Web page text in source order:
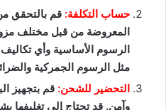
حساب التكلفة: قم بالتحقق
المعروضة من قبل مختلف
الرسوم الأساسية وأي تكاليف
مثل الرسوم الجمركية
التحضير للشحن: قم بتجهيز
وآمن. قد تحتاج إلى تغليفها